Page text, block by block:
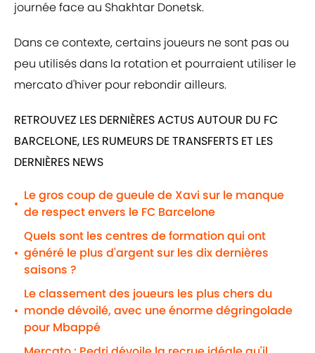
journée face au Shakhtar Donetsk.
Dans ce contexte, certains joueurs ne sont pas ou
peu utilisés dans la rotation et pourraient utiliser le
mercato d'hiver pour rebondir ailleurs.
RETROUVEZ LES DERNIÈRES ACTUS AUTOUR DU FC
BARCELONE, LES RUMEURS DE TRANSFERTS ET LES
DERNIÈRES NEWS
•
Le gros coup de gueule de Xavi sur le manque
de respect envers le FC Barcelone
•
Quels sont les centres de formation qui ont
généré le plus d'argent sur les dix dernières
saisons ?
•
Le classement des joueurs les plus chers du
monde dévoilé, avec une énorme dégringolade
pour Mbappé